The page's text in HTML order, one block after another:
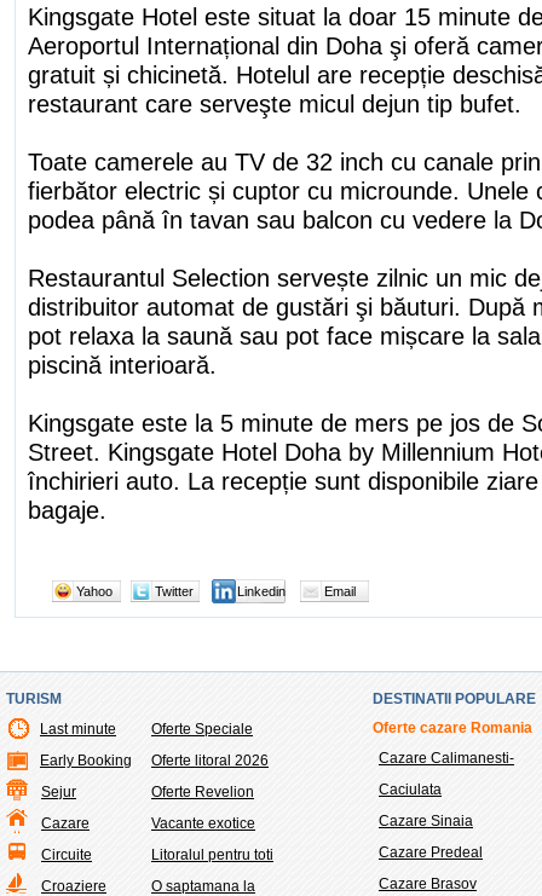
Kingsgate Hotel este situat la doar 15 minute
Aeroportul Internațional din Doha şi oferă
gratuit și chicinetă. Hotelul are recepție
restaurant care serveşte micul dejun tip bufet.
Toate camerele au TV de 32 inch cu canale
fierbător electric și cuptor cu microunde. Unele
podea până în tavan sau balcon cu vedere la
Restaurantul Selection servește zilnic un mic
distribuitor automat de gustări şi băuturi. După
pot relaxa la saună sau pot face mișcare la
piscină interioară.
Kingsgate este la 5 minute de mers pe jos de
Street. Kingsgate Hotel Doha by Millennium
închirieri auto. La recepție sunt disponibile
bagaje.
Yahoo Twitter Linkedin Email
TURISM
Last minute
Early Booking
Sejur
Cazare
Circuite
Croaziere
Oferte Speciale
Oferte litoral 2026
Oferte Revelion
Vacante exotice
Litoralul pentru toti
O saptamana la
DESTINATII POPULARE
Oferte cazare Romania
Cazare Calimanesti-
Caciulata
Cazare Sinaia
Cazare Predeal
Cazare Brasov